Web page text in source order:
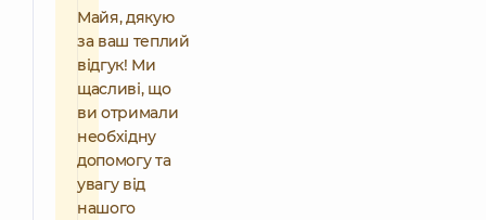
Майя, дякую
за ваш теплий
відгук! Ми
щасливі, що
ви отримали
необхідну
допомогу та
увагу від
нашого